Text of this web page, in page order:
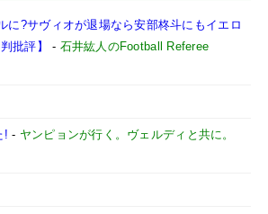
?サヴィオが退場なら安部柊斗にもイエロ
批評】
- 石井紘人のFootball Referee
! - ヤンピョンが行く。ヴェルディと共に。